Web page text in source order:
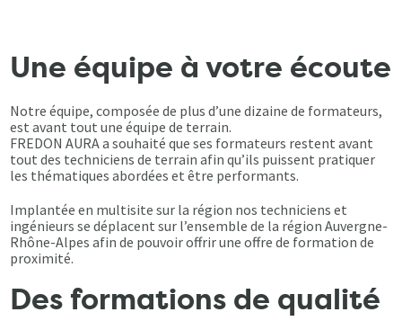
Une équipe à votre écoute
Notre équipe, composée de plus d’une dizaine de formateurs,
est avant tout une équipe de terrain.
FREDON AURA a souhaité que ses formateurs restent avant
tout des techniciens de terrain afin qu’ils puissent pratiquer
les thématiques abordées et être performants.
Implantée en multisite sur la région nos techniciens et
ingénieurs se déplacent sur l’ensemble de la région Auvergne-
Rhône-Alpes afin de pouvoir offrir une offre de formation de
proximité.
Des formations de qualité